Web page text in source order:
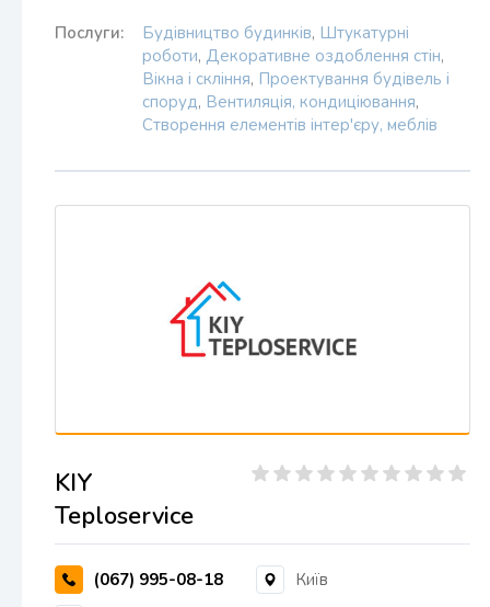
Послуги: Будівництво будинків, Штукатурні
роботи, Декоративне оздоблення стін,
Вікна і скління, Проектування будівель і
споруд, Вентиляція, кондиціювання,
Створення елементів інтер'єру, меблів
KIY
Teploservice
(067) 995-08-18 Київ